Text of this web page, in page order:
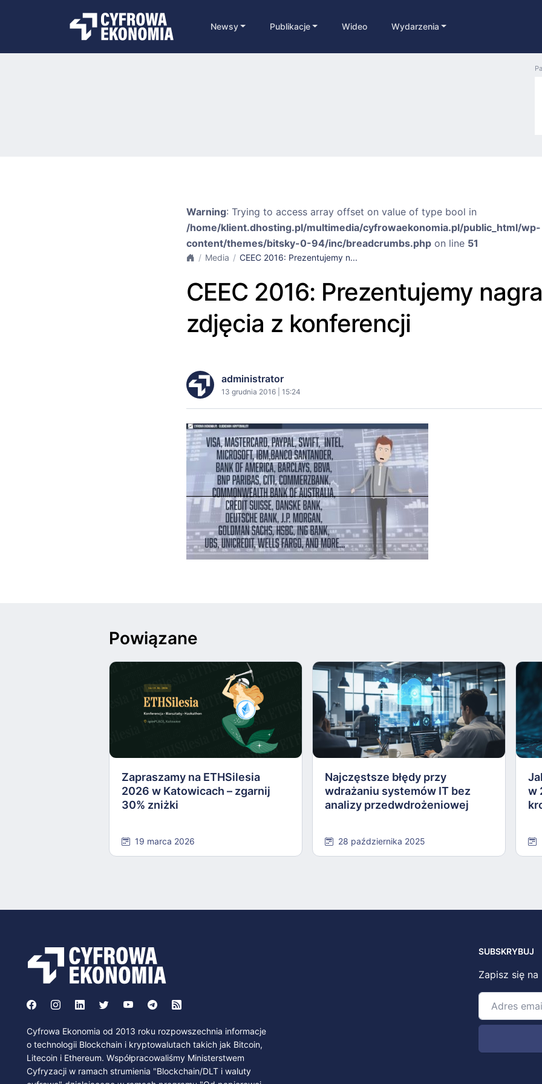
Newsy Publikacje Wideo Wydarzenia
Warning: Trying to access array offset on value of type bool in
/home/klient.dhosting.pl/multimedia/cyfrowaekonomia.pl/public_html/wp-
content/themes/bitsky-0-94/inc/breadcrumbs.php on line 51
Media CEEC 2016: Prezentujemy n...
CEEC 2016: Prezentujemy
zdjęcia z konferencji
administrator
13 grudnia 2016 | 15:24
Powiązane
Zapraszamy na ETHSilesia
2026 w Katowicach – zgarnij
30% zniżki
19 marca 2026
Najczęstsze błędy przy
wdrażaniu systemów IT bez
analizy przedwdrożeniowej
28 października 2025
w
Cyfrowa Ekonomia od 2013 roku rozpowszechnia informacje
o technologii Blockchain i kryptowalutach takich jak Bitcoin,
Litecoin i Ethereum. Współpracowaliśmy Ministerstwem
Cyfryzacji w ramach strumienia "Blockchain/DLT i waluty
SUBSKRYBUJ
Zapisz się